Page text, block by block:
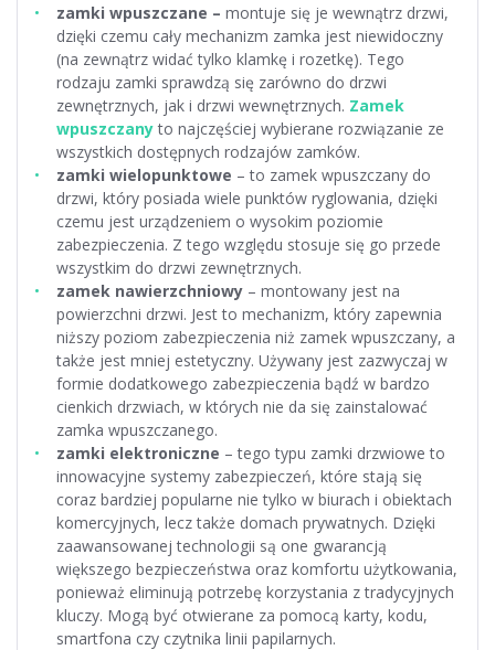
zamki wpuszczane – montuje się je wewnątrz drzwi,
dzięki czemu cały mechanizm zamka jest niewidoczny
(na zewnątrz widać tylko klamkę i rozetkę). Tego
rodzaju zamki sprawdzą się zarówno do drzwi
zewnętrznych, jak i drzwi wewnętrznych. Zamek
wpuszczanyto najczęściej wybierane rozwiązanie ze
wszystkich dostępnych rodzajów zamków.
zamki wielopunktowe – to zamek wpuszczany do
drzwi, który posiada wiele punktów ryglowania, dzięki
czemu jest urządzeniem o wysokim poziomie
zabezpieczenia. Z tego względu stosuje się go przede
wszystkim do drzwi zewnętrznych.
zamek nawierzchniowy – montowany jest na
powierzchni drzwi. Jest to mechanizm, który zapewnia
niższy poziom zabezpieczenia niż zamek wpuszczany, a
także jest mniej estetyczny. Używany jest zazwyczaj w
formie dodatkowego zabezpieczenia bądź w bardzo
cienkich drzwiach, w których nie da się zainstalować
zamka wpuszczanego.
zamki elektroniczne – tego typu zamki drzwiowe to
innowacyjne systemy zabezpieczeń, które stają się
coraz bardziej popularne nie tylko w biurach i obiektach
komercyjnych, lecz także domach prywatnych. Dzięki
zaawansowanej technologii są one gwarancją
większego bezpieczeństwa oraz komfortu użytkowania,
ponieważ eliminują potrzebę korzystania z tradycyjnych
kluczy. Mogą być otwierane za pomocą karty, kodu,
smartfona czy czytnika linii papilarnych.